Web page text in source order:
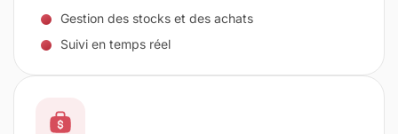
Gestion des stocks et des achats
Suivi en temps réel